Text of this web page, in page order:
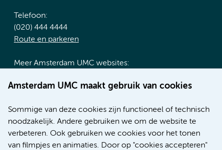
Amsterdam UMC maakt gebruik van cookies
Sommige van deze cookies zijn functioneel of technisch
noodzakelijk. Andere gebruiken we om de website te
verbeteren. Ook gebruiken we cookies voor het tonen
van filmpjes en animaties. Door op "cookies accepteren"
Telefoon:
(020) 444 4444
Route en parkeren
Meer Amsterdam UMC websites:
Werken bij Amsterdam UMC
Nieuws
Research
Educatie locatie AMC
Educatie locatie VUmc